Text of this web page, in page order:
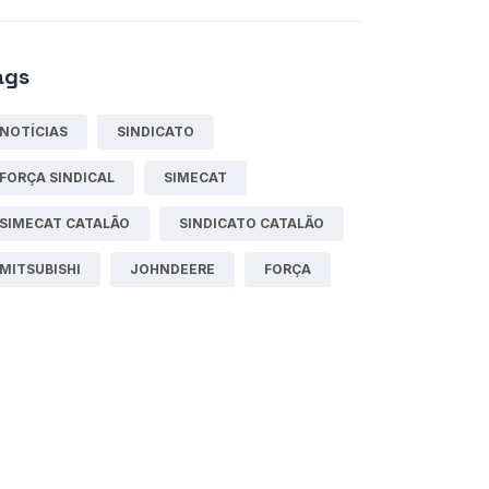
NOTÍCIAS SINDICATO
FORÇA SINDICAL SIMECAT
SIMECAT CATALÃO SINDICATO CATALÃO
MITSUBISHI JOHNDEERE FORÇA